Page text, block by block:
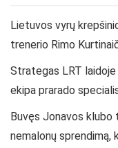
Lietuvos vyrų
trenerio Rimo
Strategas LRT laidoje
ekipa prarado
Buvęs Jonavos
nemalonų sprendimą,